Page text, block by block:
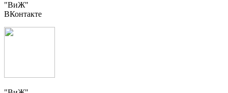
"ВиЖ"
ВКонтакте